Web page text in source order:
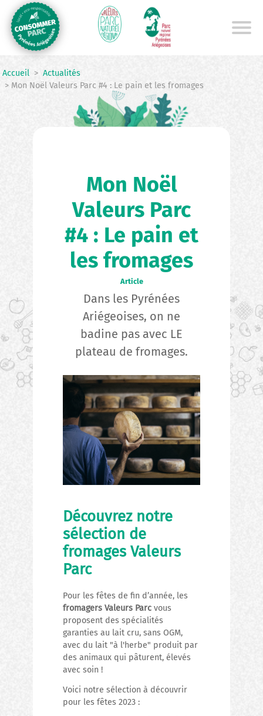
contenu
principal
Accueil > Actualités
> Mon Noël Valeurs Parc #4 : Le pain et les fromages
Mon Noël
Valeurs Parc
#4 : Le pain et
les fromages
Article
Dans les Pyrénées
Ariégeoises, on ne
badine pas avec LE
plateau de fromages.
Découvrez notre
sélection de
fromages Valeurs
Parc
Pour les fêtes de fin d’année, les
fromagers Valeurs Parc vous
proposent des spécialités
garanties au lait cru, sans OGM,
avec du lait "à l'herbe" produit par
des animaux qui pâturent, élevés
avec soin !
Voici notre sélection à découvrir
pour les fêtes 2023 :